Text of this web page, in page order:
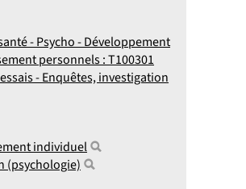
- Psycho - Développement
personnels : T100301
- Enquêtes, investigation
individuel
(psychologie)